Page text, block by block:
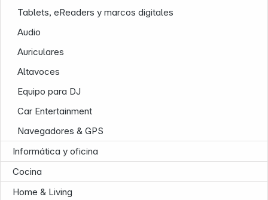
Tablets, eReaders y marcos digitales
Audio
Auriculares
Altavoces
Equipo para DJ
Car Entertainment
Navegadores & GPS
Informática y oficina
Cocina
Home & Living